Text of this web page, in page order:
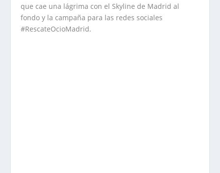
que cae una lágrima con el Skyline de Madrid al
fondo y la campaña para las redes sociales
#RescateOcioMadrid.